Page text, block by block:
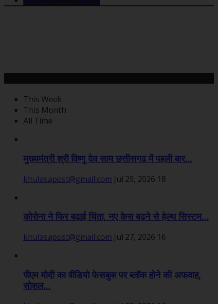
This Week
This Month
All Time
मुख्यमंत्री श्री विष्णु देव साय छत्तीसगढ़ में पहली बार...
khulasapost@gmail.com Jul 29, 2026 18
कोरोना ने फिर बढ़ाई चिंता, नए केस बढ़ने से हेल्थ सिस्टम...
khulasapost@gmail.com Jul 27, 2026 16
पीएम मोदी का वीडियो फेसबुक पर ब्लॉक होने की अफवाह,
सोशल...